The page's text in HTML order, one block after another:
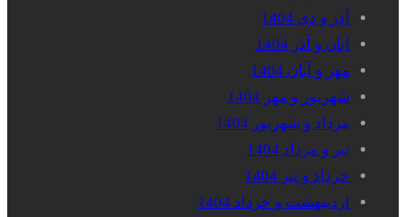
آذر و دی 1404
آبان و آذر 1404
مهر و آبان 1404
شهریور و مهر 1404
مرداد و شهریور 1404
تیر و مرداد 1404
خرداد و تیر 1404
اردیبهشت و خرداد 1404